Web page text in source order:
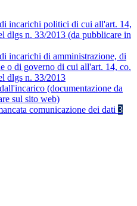
incarichi politici di cui all'art. 14,
dlgs n. 33/2013 (da pubblicare in
incarichi di amministrazione, di
o di governo di cui all'art. 14, co.
dlgs n. 33/2013
(documentazione da
sul sito web)
comunicazione dei dati 3